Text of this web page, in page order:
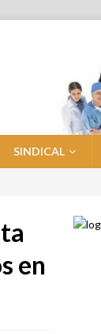
SINDICAL
en